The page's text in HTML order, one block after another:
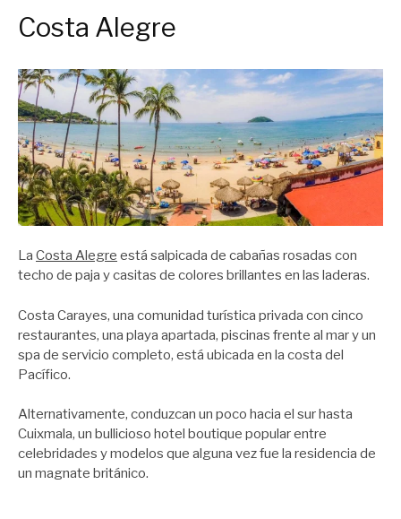
Costa Alegre
La Costa Alegre está salpicada de cabañas rosadas con
techo de paja y casitas de colores brillantes en las laderas.
Costa Carayes, una comunidad turística privada con cinco
restaurantes, una playa apartada, piscinas frente al mar y un
spa de servicio completo, está ubicada en la costa del
Pacífico.
Alternativamente, conduzcan un poco hacia el sur hasta
Cuixmala, un bullicioso hotel boutique popular entre
celebridades y modelos que alguna vez fue la residencia de
un magnate británico.